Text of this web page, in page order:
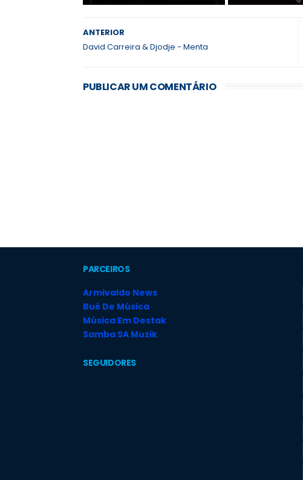
ANTERIOR
David Carreira & Djodje - Menta
PUBLICAR UM COMENTÁRIO
PARCEIROS
Armivaldo News
Bué De Música
Música Em Destak
Samba SA Muzik
SEGUIDORES